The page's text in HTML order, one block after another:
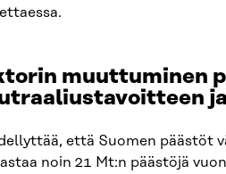
muuttuminen
että Suomen päästöt
noin 21 Mt:n päästöjä